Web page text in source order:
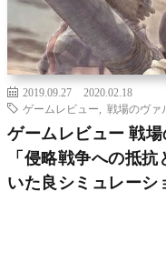
2019.09.27
2020.02.18
ゲームレビュー
戦場のヴァ
ゲームレビュー 戦
「侵略戦争への抵
いた良シミュレーシ